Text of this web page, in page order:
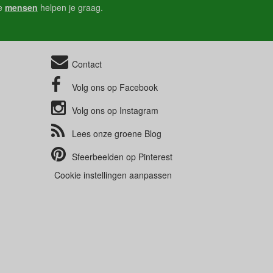
mensen helpen je graag.
Contact
Volg ons op Facebook
Volg ons op Instagram
Lees onze groene Blog
Sfeerbeelden op Pinterest
Cookie instellingen aanpassen